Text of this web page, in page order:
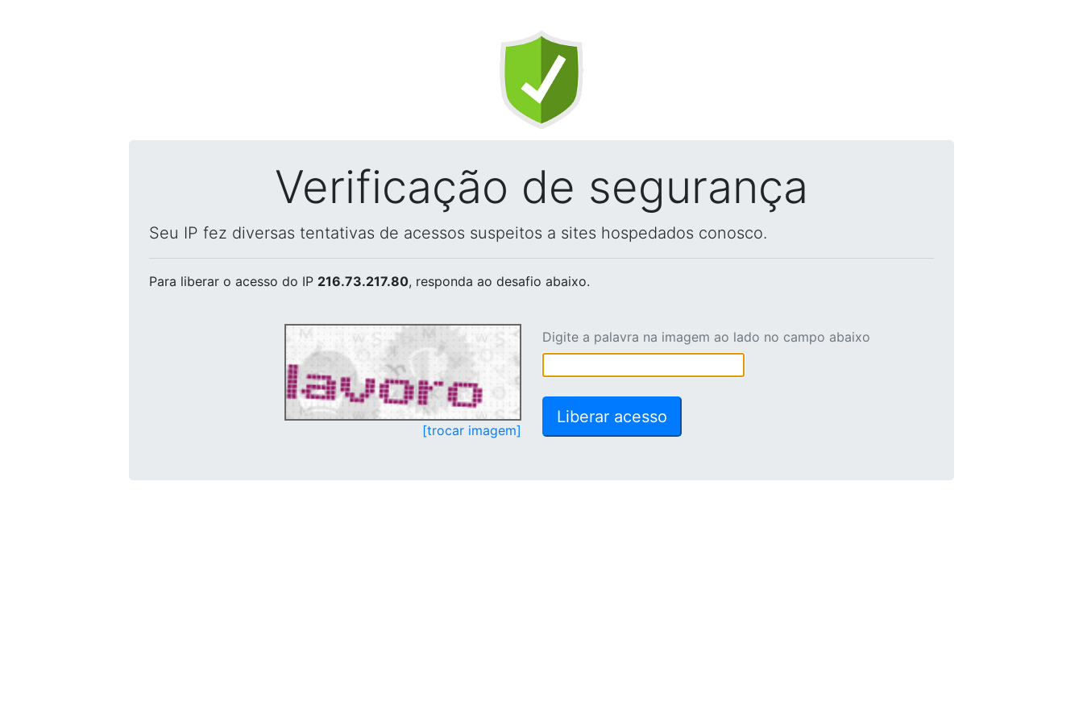
Verificação de segurança
Seu IP fez diversas tentativas de acessos suspeitos a sites hospedados conosco.
Para liberar o acesso do IP 216.73.217.80, responda ao desafio abaixo.
[trocar imagem]
Digite a palavra na imagem ao lado no campo abaixo